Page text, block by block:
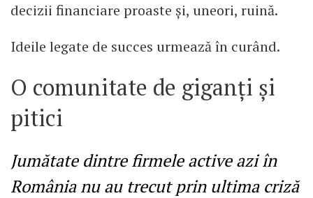
decizii financiare proaste și, uneori, ruină.
Ideile legate de succes urmează în curând.
O comunitate de giganți și
pitici
Jumătate dintre firmele active azi în
România nu au trecut prin ultima criză